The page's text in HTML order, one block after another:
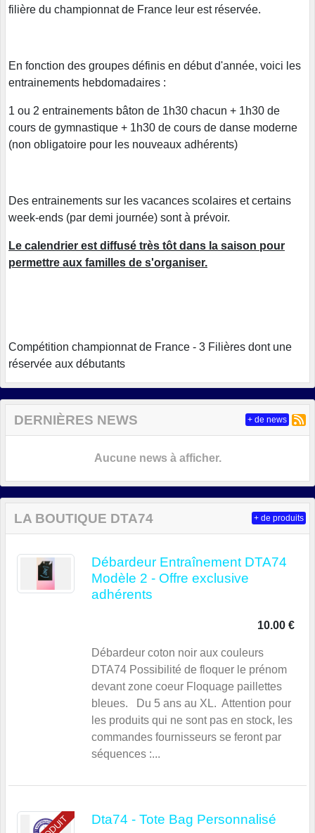
filière du championnat de France leur est réservée.
En fonction des groupes définis en début d'année, voici les
entrainements hebdomadaires :
1 ou 2 entrainements bâton de 1h30 chacun + 1h30 de
cours de gymnastique + 1h30 de cours de danse moderne
(non obligatoire pour les nouveaux adhérents)
Des entrainements sur les vacances scolaires et certains
week-ends (par demi journée) sont à prévoir.
Le calendrier est diffusé très tôt dans la saison pour
permettre aux familles de s'organiser.
Compétition championnat de France - 3 Filières dont une
réservée aux débutants
DERNIÈRES NEWS
Aucune news à afficher.
+ de news
LA BOUTIQUE DTA74
Débardeur Entraînement DTA74
Modèle 2 - Offre exclusive
adhérents
10.00 €
Débardeur coton noir aux couleurs
DTA74 Possibilité de floquer le prénom
devant zone coeur Floquage paillettes
bleues. Du 5 ans au XL. Attention pour
les produits qui ne sont pas en stock, les
commandes fournisseurs se feront par
séquences :...
Dta74 - Tote Bag Personnalisé
+ de produits